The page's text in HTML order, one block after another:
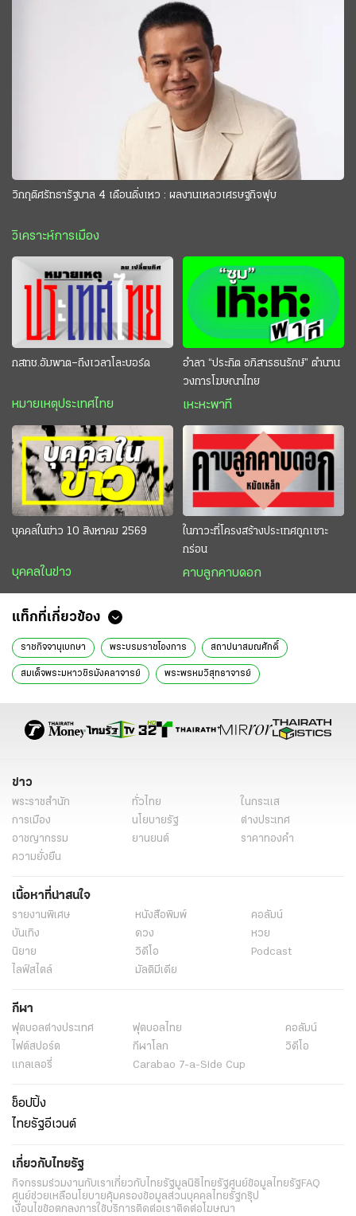
วิกฤติศรัทธารัฐบาล 4 เดือนดิ่งเหว : ผลงานเหลวเศรษฐกิจฟุบ
วิเคราะห์การเมือง
กสทช.อัมพาต–ถึงเวลาโละบอร์ด
หมายเหตุประเทศไทย
อำลา “ประกิต อภิสารธนรักษ์” ตำนาน
วงการโฆษณาไทย
เหะหะพาที
บุคคลในข่าว 10 สิงหาคม 2569
บุคคลในข่าว
ในภาวะที่โครงสร้างประเทศถูกเซาะ
กร่อน
คาบลูกคาบดอก
แท็กที่เกี่ยวข้อง
ราชกิจจานุเบกษา พระบรมราชโองการ สถาปนาสมณศักดิ์
สมเด็จพระมหาวชิรมังคลาจารย์ พระพรหมวิสุทธาจารย์
ราชกิจจานุเบกษาวันนี้ ราชกิจจานุเบกษา 2565 ข่าวหน้า1
ข่าว
พระราชสำนัก ทั่วไทย
ในกระแส
การเมือง
นโยบายรัฐ
ต่างประเทศ
อาชญากรรม
ยานยนต์
ราคาทองคำ
ความยั่งยืน
เนื้อหาที่น่าสนใจ
รายงานพิเศษ หนังสือพิมพ์
คอลัมน์
บันเทิง
ดวง
หวย
นิยาย
วิดีโอ
Podcast
ไลฟ์สไตล์
มัลติมีเดีย
กีฬา
ฟุตบอลต่่างประเทศ ฟุตบอลไทย
คอลัมน์
ไฟต์สปอร์ต
กีฬาโลก
วิดีโอ
แกลเลอรี่
Carabao 7-a-Side Cup
ช็อปปิ้ง
ไทยรัฐอีเวนต์
เกี่ยวกับไทยรัฐ
กิจกรรมร่วมงานกับเราเกี่ยวกับไทยรัฐมูลนิธิไทยรัฐศูนย์ข้อมูลไทยรัฐFAQ
ศูนย์ช่วยเหลือนโยบายคุ้มครองข้อมูลส่วนบุคคลไทยรัฐกรุ๊ป
เงื่อนไขข้อตกลงการใช้บริการติดต่อเราติดต่อโฆษณา